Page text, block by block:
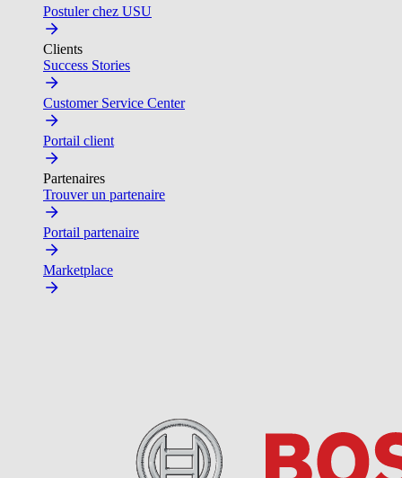
Postuler chez USU
Clients
Success Stories
Customer Service Center
Portail client
Partenaires
Trouver un partenaire
Portail partenaire
Marketplace